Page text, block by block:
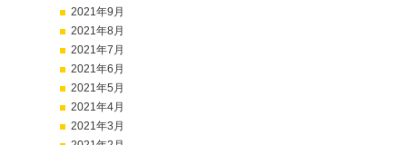
2021年9月
2021年8月
2021年7月
2021年6月
2021年5月
2021年4月
2021年3月